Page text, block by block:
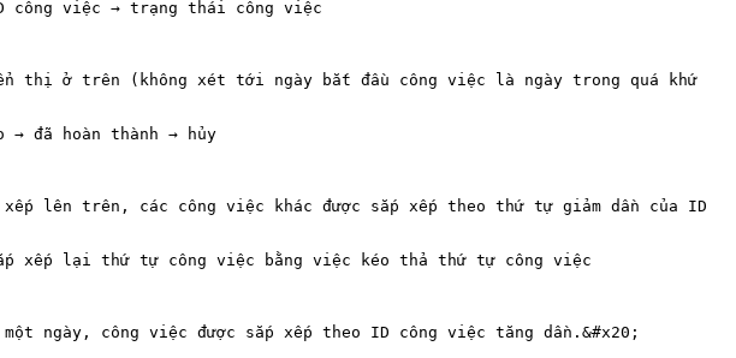
việc → trạng thái công việc
thị ở trên (không xét tới ngày bắt đầu công việc là ngày trong quá khứ
đã hoàn thành → hủy
lên trên, các công việc khác được sắp xếp theo thứ tự giảm dần của ID
xếp lại thứ tự công việc bằng việc kéo thả thứ tự công việc
ngày, công việc được sắp xếp theo ID công việc tăng dần.&#x20;